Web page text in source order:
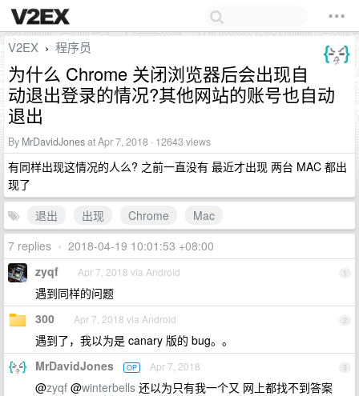
V2EX › 程序员
为什么 Chrome 关闭浏览器后会出现自
动退出登录的情况?其他网站的账号也自动
退出
By MrDavidJonesat Apr 7, 2018 · 12643 views
有同样出现这情况的人么? 之前一直没有 最近才出现 两台 MAC 都出
现了
退出
出现 Chrome
Mac
7 replies • 2018-04-19 10:01:53 +08:00
1
zyqf Apr 7, 2018 via Android
遇到同样的问题
2
300 Apr 7, 2018 via Android
遇到了，我以为是 canary 版的 bug。。
3
MrDavidJones OP Apr 7, 2018
@zyqf @winterbells 还以为只有我一个又 网上都找不到答案